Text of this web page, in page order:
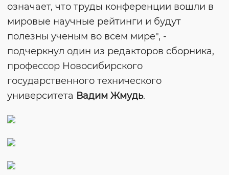
означает, что труды конференции вошли в
мировые научные рейтинги и будут
полезны ученым во всем мире", -
подчеркнул один из редакторов сборника,
профессор Новосибирского
государственного технического
университета Вадим Жмудь.